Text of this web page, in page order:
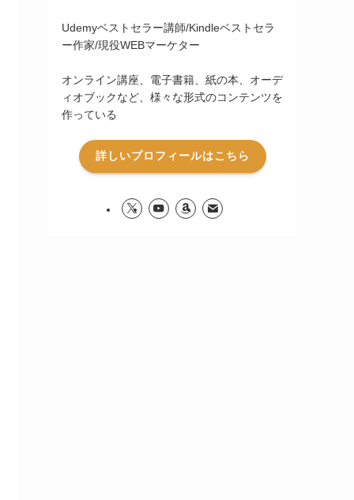
Udemyベストセラー講師/Kindleベストセラ
ー作家/現役WEBマーケター
オンライン講座、電子書籍、紙の本、オーデ
ィオブックなど、様々な形式のコンテンツを
作っている
詳しいプロフィールはこちら